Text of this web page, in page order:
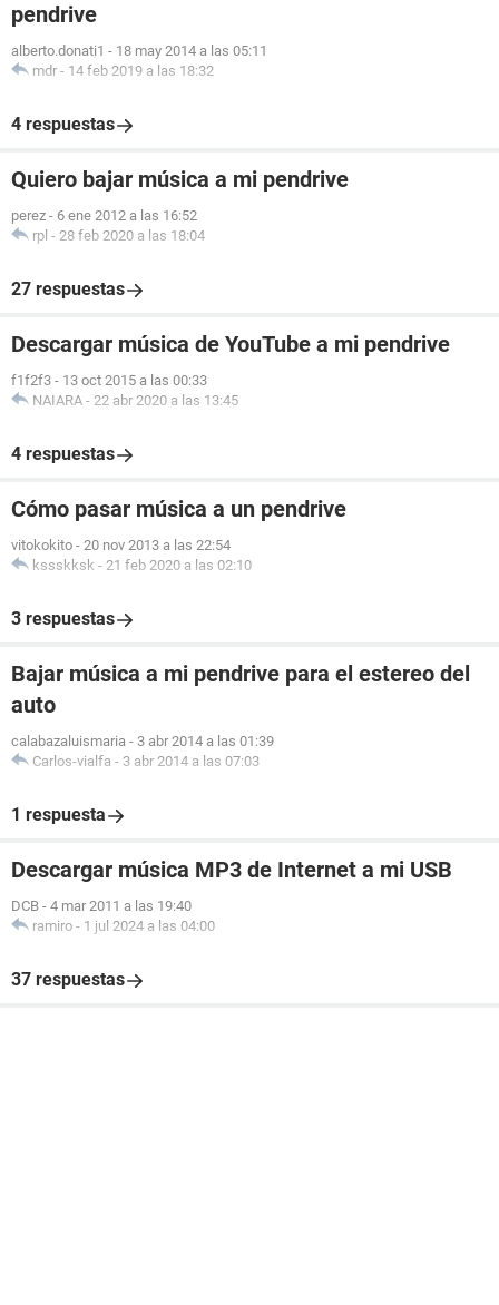
pendrive
alberto.donati1 - 18 may 2014 a las 05:11
mdr - 14 feb 2019 a las 18:32
4 respuestas
Quiero bajar música a mi pendrive
perez - 6 ene 2012 a las 16:52
rpl - 28 feb 2020 a las 18:04
27 respuestas
Descargar música de YouTube a mi pendrive
f1f2f3 - 13 oct 2015 a las 00:33
NAIARA - 22 abr 2020 a las 13:45
4 respuestas
Cómo pasar música a un pendrive
vitokokito - 20 nov 2013 a las 22:54
kssskksk - 21 feb 2020 a las 02:10
3 respuestas
Bajar música a mi pendrive para el estereo del
auto
calabazaluismaria - 3 abr 2014 a las 01:39
Carlos-vialfa - 3 abr 2014 a las 07:03
1 respuesta
Descargar música MP3 de Internet a mi USB
DCB - 4 mar 2011 a las 19:40
ramiro - 1 jul 2024 a las 04:00
37 respuestas